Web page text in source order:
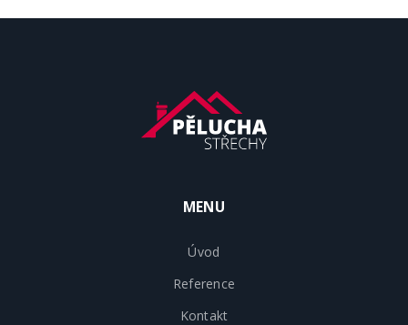
MENU
Úvod
Reference
Kontakt